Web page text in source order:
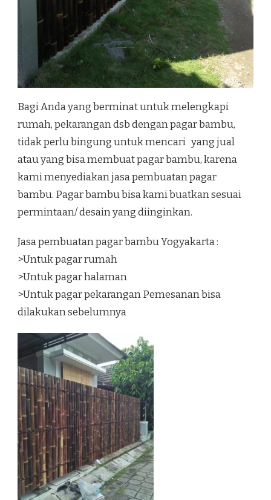
Bagi Anda yang berminat untuk melengkapi
rumah, pekarangan dsb dengan pagar bambu,
tidak perlu bingung untuk mencari yang jual
atau yang bisa membuat pagar bambu, karena
kami menyediakan jasa pembuatan pagar
bambu. Pagar bambu bisa kami buatkan sesuai
permintaan/ desain yang diinginkan.
Jasa pembuatan pagar bambu Yogyakarta :
>Untuk pagar rumah
>Untuk pagar halaman
>Untuk pagar pekarangan Pemesanan bisa
dilakukan sebelumnya